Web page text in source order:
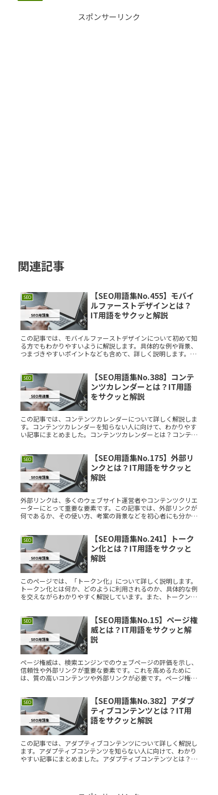
スポンサーリンク
関連記事
SEO
【SEO用語集No.455】モバイ
ルファーストデザインとは？
IT用語をサクッと解説
この記事では、モバイルファーストデザインについて初めて知
る方でもわかりやすいように解説します。具体的な例や背景、
つまづきやすいポイントなども含めて、詳しく説明します。モ
SEO
【SEO用語集No.388】コンテ
ンツカレンダーとは？IT用語
をサクッと解説
この記事では、コンテンツカレンダーについて詳しく解説しま
す。コンテンツカレンダーを知らない人に向けて、わかりやす
い記事にまとめました。コンテンツカレンダーとは？コンテン
SEO
【SEO用語集No.175】外部リ
ンクとは？IT用語をサクッと
解説
外部リンクは、多くのウェブサイト運営者やコンテンツクリエ
ーターにとって重要な要素です。この記事では、外部リンクが
何であるか、その使い方、考案の背景などを初心者にも分かり
SEO
【SEO用語集No.241】トーク
ン化とは？IT用語をサクッと
解説
このページでは、「トークン化」について詳しく説明します。
トークン化とは何か、どのように利用されるのか、具体的な例
を交えながらわかりやすく解説しています。また、トークン化
SEO
【SEO用語集No.15】ページ権
威とは？IT用語をサクッと解
説
ページ権威は、検索エンジンでのウェブページの評価を示し、
信頼性や外部リンクが重要な要素です。これを高めるために
は、質の高いコンテンツや外部リンクが必要です。ページ権威
が、戦略の成功に繋がります。
SEO
【SEO用語集No.382】アダプ
ティブコンテンツとは？IT用
語をサクッと解説
この記事では、アダプティブコンテンツについて詳しく解説し
ます。アダプティブコンテンツを知らない人に向けて、わかり
やすい記事にまとめました。アダプティブコンテンツとは？ア